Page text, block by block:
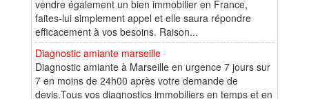
vendre également un bien immobilier en France,
faites-lui simplement appel et elle saura répondre
efficacement à vos besoins. Raison...
Diagnostic amiante marseille
Diagnostic amiante à Marseille en urgence 7 jours sur
7 en moins de 24h00 après votre demande de
devis.Tous vos diagnostics immobiliers en temps et en